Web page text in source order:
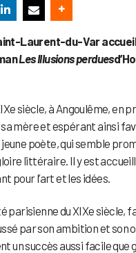
Laurent-du-Var
Les Illusions perdues
siècle, à Angoulême,
mère et espérant ainsi
poète, qui semble
littéraire. Il y est
pour l’art et les idées.
parisienne du XIXe siècle,
par son ambition et son
un succès aussi facile